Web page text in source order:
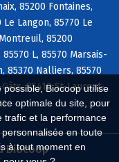
Biocoop utilise
optimale du site, pour
trafic et la performance
en toute
à tout moment en
85200 Fontaines,
Langon, 85770 Le
85200
L, 85570 Marsais-
85370 Nalliers, 85570
85410 St-Laurent-
Biocoop